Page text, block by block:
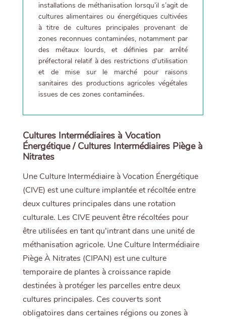
installations de méthanisation lorsqu’il s’agit de
cultures alimentaires ou énergétiques cultivées
à titre de cultures principales provenant de
zones reconnues contaminées, notamment par
des métaux lourds, et définies par arrêté
préfectoral relatif à des restrictions d'utilisation
et de mise sur le marché pour raisons
sanitaires des productions agricoles végétales
issues de ces zones contaminées.
Cultures Intermédiaires à Vocation
Énergétique / Cultures Intermédiaires Piège à
Nitrates
Une Culture Intermédiaire à Vocation Énergétique
(CIVE) est une culture implantée et récoltée entre
deux cultures principales dans une rotation
culturale. Les CIVE peuvent être récoltées pour
être utilisées en tant qu’intrant dans une unité de
méthanisation agricole. Une Culture Intermédiaire
Piège À Nitrates (CIPAN) est une culture
temporaire de plantes à croissance rapide
destinées à protéger les parcelles entre deux
cultures principales. Ces couverts sont
obligatoires dans certaines régions ou zones à